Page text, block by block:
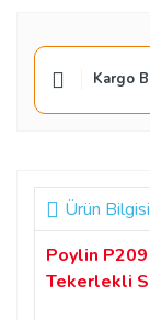
Kargo
Ürün Bilgisi
Poylin
Tekerlekli